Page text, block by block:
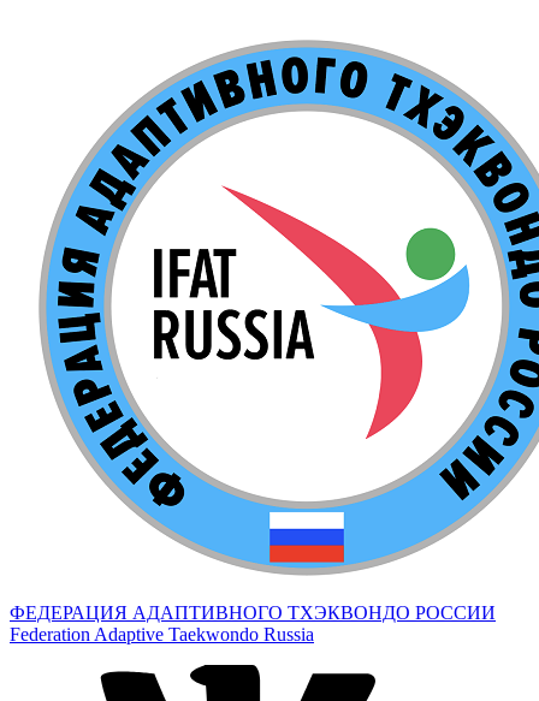
ФЕДЕРАЦИЯ АДАПТИВНОГО ТХЭКВОНДО РОССИИ
Federation Adaptive Taekwondo Russia